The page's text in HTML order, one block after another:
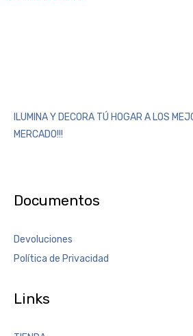
ILUMINA Y DECORA TÚ HOGAR A LOS
MERCADO!!!
Documentos
Devoluciones
Política de Privacidad
Links